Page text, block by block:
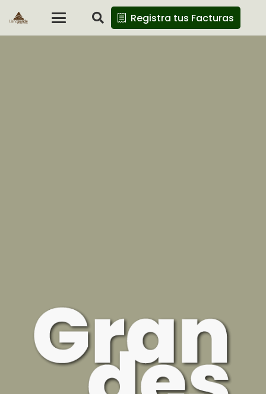
Registra tus Facturas